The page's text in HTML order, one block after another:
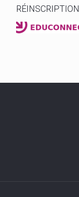
RÉINSCRIPTION